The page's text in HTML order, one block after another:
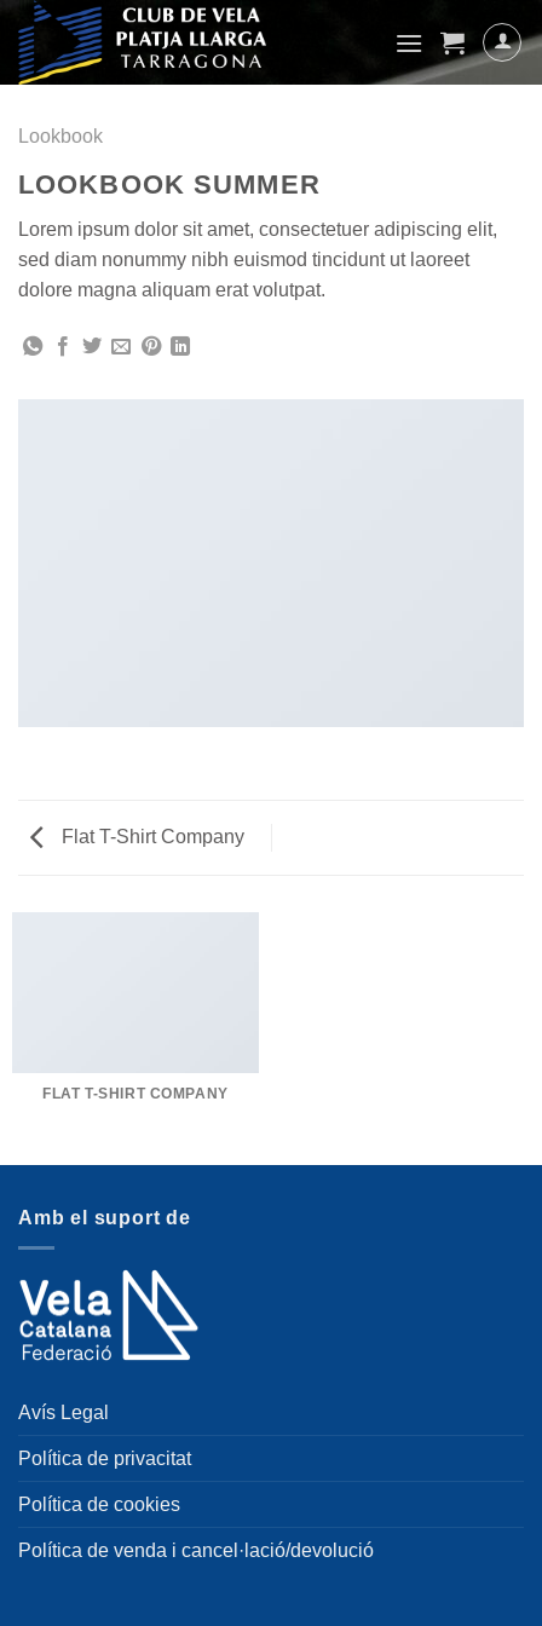
Skip
content
Lookbook
LOOKBOOK SUMMER
Lorem ipsum dolor sit amet, consectetuer adipiscing elit,
sed diam nonummy nibh euismod tincidunt ut laoreet
dolore magna aliquam erat volutpat.
Flat T-Shirt Company
FLAT T-SHIRT COMPANY
Amb el suport de
Avís Legal
Política de privacitat
Política de cookies
Política de venda i cancel·lació/devolució